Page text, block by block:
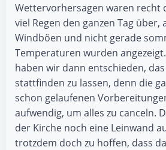
Wettervorhersagen waren recht
viel Regen den ganzen Tag über,
Windböen und nicht gerade
Temperaturen wurden
haben wir dann entschieden,
stattfinden zu lassen, denn die
schon gelaufenen
aufwendig, um alles zu canceln.
der Kirche noch eine Leinwand
trotzdem doch zu hoffen, dass